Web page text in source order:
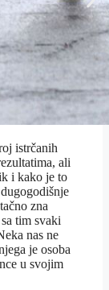
istrčanih
ali
i kako je to
zna
tim svaki
nas ne
je osoba
u svojim